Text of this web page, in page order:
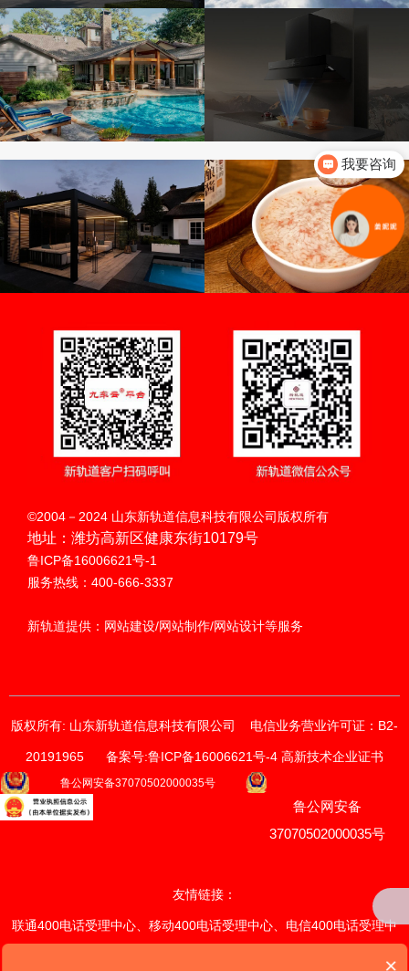
墅景门窗
开启门窗新时代
创意科技
听话的油烟机
南城古亭木业
典雅别致 清新脱俗
孝感麻糖米酒
鲜爽香润 温养益生
扫码呼叫
©2004－2024 山东新轨道信息科技有限公司版权所有
地址：潍坊高新区健康东街10179号
鲁ICP备16006621号-1
服务热线：400-666-3337
新轨道提供：网站建设/网站制作/网站设计等服务
获取价格与方案
请输入您的联系方式
我们的销售顾问将尽快与您联系。
* 电话
版权所有: 山东新轨道信息科技有限公司 电信业务营业许可证：B2-
20191965 备案号:鲁ICP备16006621号-4 高新技术企业证书
鲁公网安备37070502000035号
鲁公网安备
37070502000035号
友情链接：
联通400电话受理中心 移动400电话受理中心 电信400电话受理中
我要咨询
你们是怎么收费的呢
×